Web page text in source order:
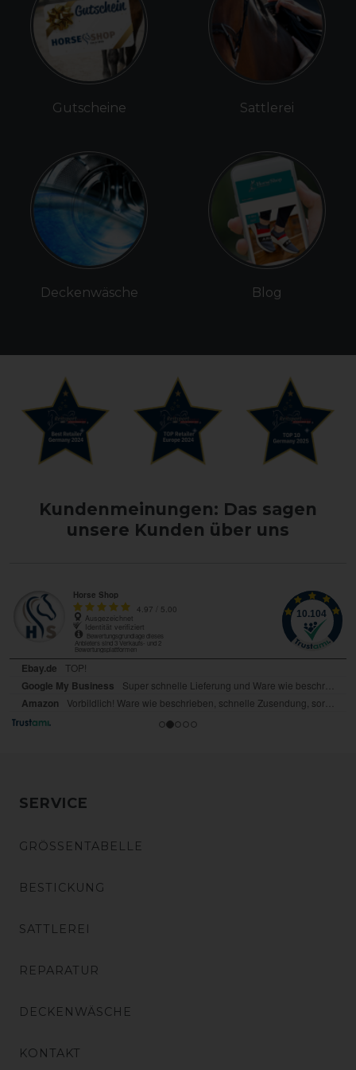
Gutscheine
Deckenwäsche
Sattlerei
Blog
Kundenmeinungen: Das sagen
unsere Kunden über uns
SERVICE
GRÖSSENTABELLE
BESTICKUNG
SATTLEREI
REPARATUR
DECKENWÄSCHE
KONTAKT